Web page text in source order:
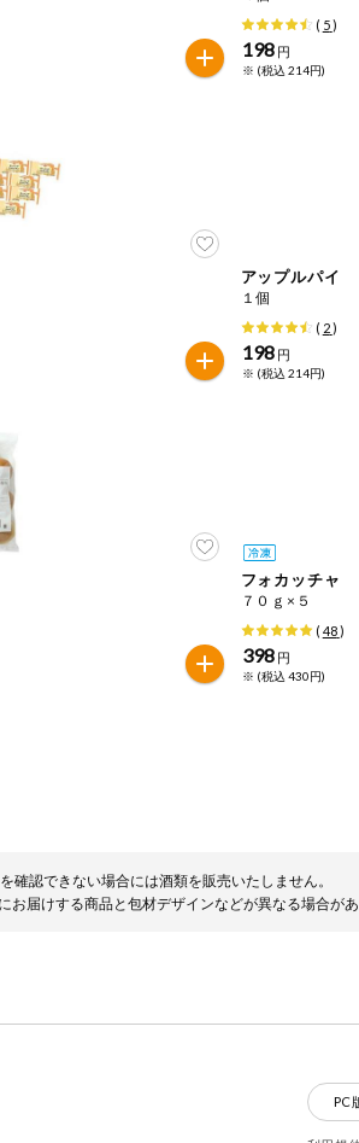
( 5)
198 円
※ (税込 214円)
アップルパイ
１個
( 2)
198 円
※ (税込 214円)
フォカッチャ
７０ｇ×５
( 48)
398 円
※ (税込 430円)
確認できない場合には酒類を販売いたしません。
お届けする商品と包材デザインなどが異なる場合があ
PC